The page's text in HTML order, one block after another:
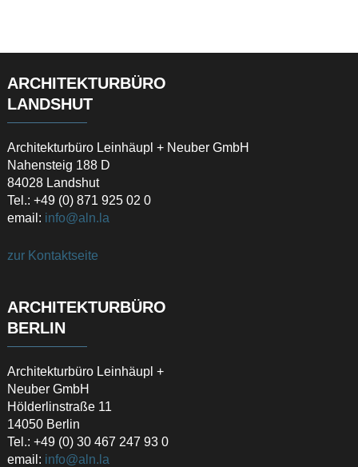
ARCHITEKTURBÜRO
LANDSHUT
Architekturbüro Leinhäupl + Neuber GmbH
Nahensteig 188 D
84028 Landshut
Tel.: +49 (0) 871 925 02 0
email: info@aln.la
zur Kontaktseite
ARCHITEKTURBÜRO
BERLIN
Architekturbüro Leinhäupl +
Neuber GmbH
Hölderlinstraße 11
14050 Berlin
Tel.: +49 (0) 30 467 247 93 0
email: info@aln.la